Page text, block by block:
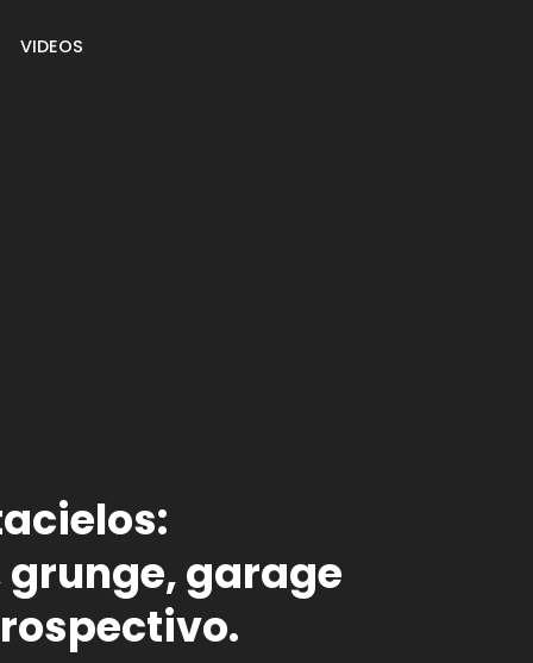
VIDEOS
grunge, garage